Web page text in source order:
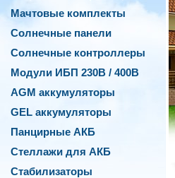
Мачтовые комплекты
Солнечные панели
Солнечные контроллеры
Модули ИБП 230В / 400В
AGM аккумуляторы
GEL аккумуляторы
Панцирные АКБ
Стеллажи для АКБ
Стабилизаторы